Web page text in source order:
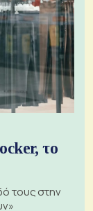
το
τους στην